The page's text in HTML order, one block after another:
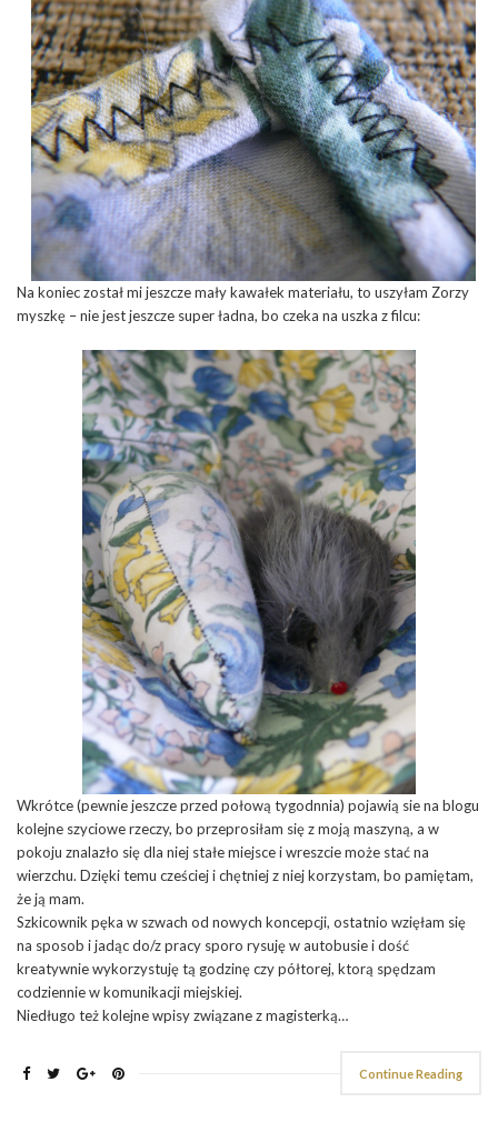
Na koniec został mi jeszcze mały kawałek materiału, to uszyłam Zorzy
myszkę – nie jest jeszcze super ładna, bo czeka na uszka z filcu:
Wkrótce (pewnie jeszcze przed połową tygodnnia) pojawią sie na blogu
kolejne szyciowe rzeczy, bo przeprosiłam się z moją maszyną, a w
pokoju znalazło się dla niej stałe miejsce i wreszcie może stać na
wierzchu. Dzięki temu cześciej i chętniej z niej korzystam, bo pamiętam,
że ją mam.
Szkicownik pęka w szwach od nowych koncepcji, ostatnio wzięłam się
na sposob i jadąc do/z pracy sporo rysuję w autobusie i dość
kreatywnie wykorzystuję tą godzinę czy półtorej, ktorą spędzam
codziennie w komunikacji miejskiej.
Niedługo też kolejne wpisy związane z magisterką…
Continue Reading